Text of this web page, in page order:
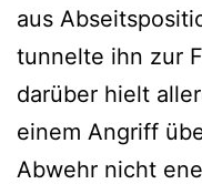
aus
tunnelte ihn zur
darüber hielt
einem Angriff
Abwehr nicht